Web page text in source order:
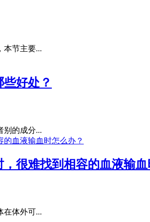
本节主要...
好处？
别的成分...
很难找到相容的血液输血
在体外可...